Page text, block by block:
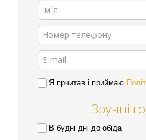
Я прчитав і приймаю
Зручні
В будні дні до обіда